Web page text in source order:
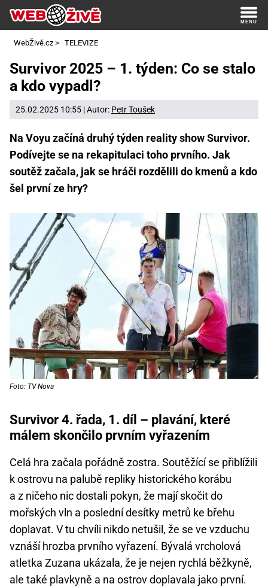
WebŽivě.cz > TELEVIZE
Survivor 2025 – 1. týden: Co se stalo
a kdo vypadl?
25.02.2025 10:55 | Autor: Petr Toušek
Na Voyu začíná druhý týden reality show Survivor.
Podívejte se na rekapitulaci toho prvního. Jak
soutěž začala, jak se hráči rozdělili do kmenů a kdo
šel první ze hry?
Foto: TV Nova
Survivor 4. řada, 1. díl – plavání, které
málem skončilo prvním vyřazením
Celá hra začala pořádně zostra. Soutěžící se přiblížili
k ostrovu na palubě repliky historického korábu
a z ničeho nic dostali pokyn, že mají skočit do
mořských vln a poslední desítky metrů ke břehu
doplavat. V tu chvíli nikdo netušil, že se ve vzduchu
vznáší hrozba prvního vyřazení. Bývalá vrcholová
atletka Zuzana ukázala, že je nejen rychlá běžkyně,
ale také plavkyně a na ostrov doplavala jako první.